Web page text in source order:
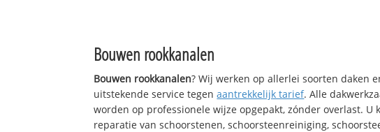
Bouwen rookkanalen
Bouwen rookkanalen? Wij werken op allerlei soorten daken
uitstekende service tegenaantrekkelijk tarief. Alle
worden op professionele wijze opgepakt, zónder overlast. U
reparatie van schoorstenen, schoorsteenreiniging,